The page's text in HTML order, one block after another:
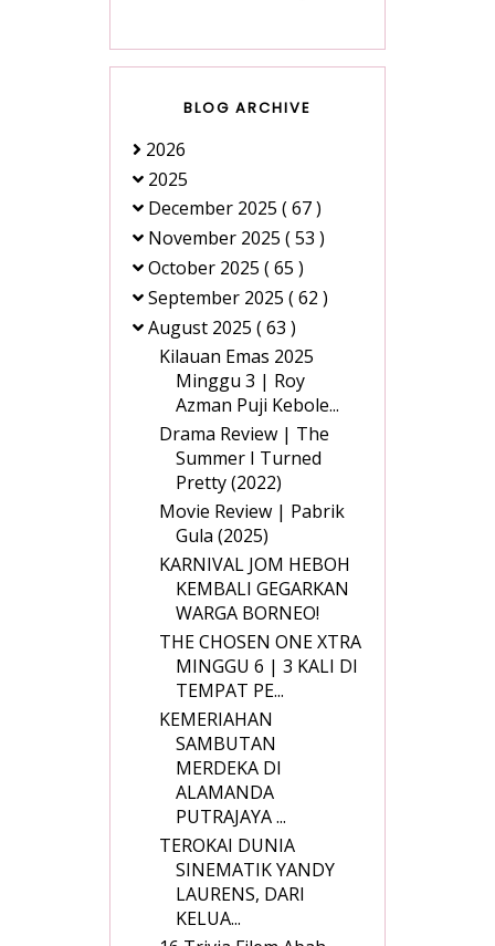
BLOG ARCHIVE
2026
2025
December 2025 ( 67 )
November 2025 ( 53 )
October 2025 ( 65 )
September 2025 ( 62 )
August 2025 ( 63 )
Kilauan Emas 2025
Minggu 3 | Roy
Azman Puji Kebole...
Drama Review | The
Summer I Turned
Pretty (2022)
Movie Review | Pabrik
Gula (2025)
KARNIVAL JOM HEBOH
KEMBALI GEGARKAN
WARGA BORNEO!
THE CHOSEN ONE XTRA
MINGGU 6 | 3 KALI DI
TEMPAT PE...
KEMERIAHAN
SAMBUTAN
MERDEKA DI
ALAMANDA
PUTRAJAYA ...
TEROKAI DUNIA
SINEMATIK YANDY
LAURENS, DARI
KELUA...